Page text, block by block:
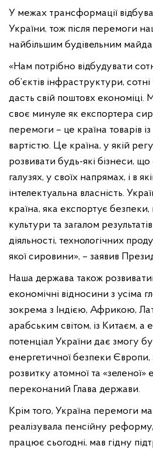
У межах трансформації
України, тож після перемоги
найбільшим будівельним
«Нам потрібно відбудувати
об’єктів інфраструктури,
дасть свій поштовх
своє минуле як експортера
перемоги – це країна товарів
вартістю. Це країна, у якій
розвивати будь-які бізнеси,
галузях, у своїх напрямах, і в
інтелектуальна власність.
країна, яка експортує безпеки,
культури та загалом
діяльності, технологічних
якої сировини», – заявив
Наша держава також
економічні відносини з усіма
зокрема з Індією, Африкою,
арабським світом, із Китаєм, а
потенціал України дає змогу
енергетичної безпеки Європи,
розвитку атомної та «зеленої»
переконаний Глава держави.
Крім того, Україна перемоги
реалізувала пенсійну
працює сьогодні, мав гідну